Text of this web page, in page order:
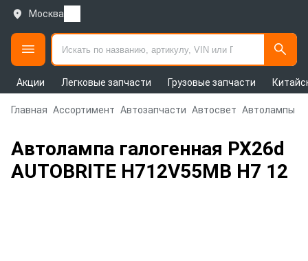
Москва
Акции Легковые запчасти Грузовые запчасти
Главная Ассортимент Автозапчасти Автосвет Автолампы
Автолампа галогенная PX26d
AUTOBRITE H712V55MB H7 12